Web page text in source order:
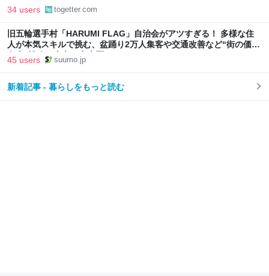
34 users togetter.com
旧五輪選手村「HARUMI FLAG」自治会がアツすぎる！ 多様な住
人が本気スキルで挑む、盆踊り2万人集客や交通改善など“街の価値
向上”戦略 東京・中央区
45 users suumo.jp
新着記事 - 暮らしをもっと読む